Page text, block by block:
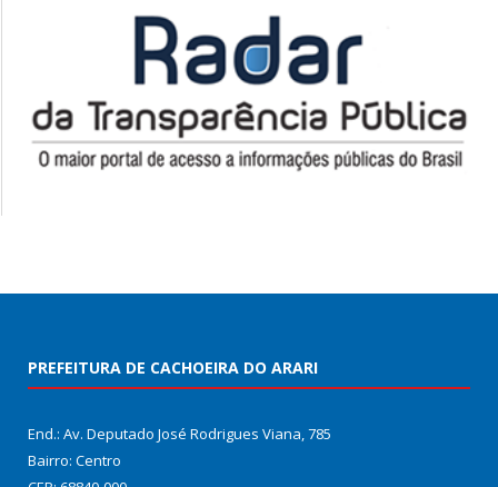
PREFEITURA DE CACHOEIRA DO ARARI
End.: Av. Deputado José Rodrigues Viana, 785
Bairro: Centro